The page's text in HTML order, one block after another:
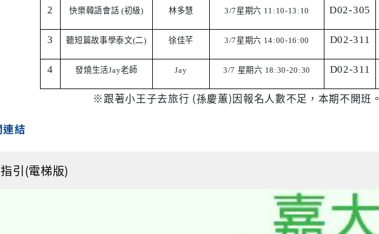
2 快樂韓語會話 (初級) 林多慧 3/7 星期六 11:10-13:10 D02-305
3 聽短篇故事學泰文(二) 徐佳芊 3/7 星期六 14:00-16:00 D02-311
4 發燒生活Jay老師 Jay 3/7 星期六 18:30-20:30 D02-311
※跟著小王子去旅行 (孫慶蕙)因報名人數不足，本期不開班。
結
引(電梯版)